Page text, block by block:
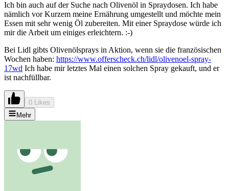
Ich bin auch auf der Suche nach Olivenöl in Spraydosen. Ich habe
nämlich vor Kurzem meine Ernährung umgestellt und möchte mein
Essen mit sehr wenig Öl zubereiten. Mit einer Spraydose würde ich
mir die Arbeit um einiges erleichtern. :-)
Bei Lidl gibts Olivenölsprays in Aktion, wenn sie die französischen
Wochen haben: https://www.offerscheck.ch/lidl/olivenoel-spray-
17wd Ich habe mir letztes Mal einen solchen Spray gekauft, und er
ist nachfüllbar.
0 Likes
Mehr